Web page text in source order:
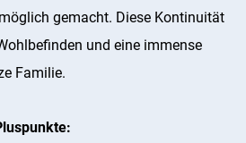
gemacht. Diese Kontinuität
und eine immense
Familie.